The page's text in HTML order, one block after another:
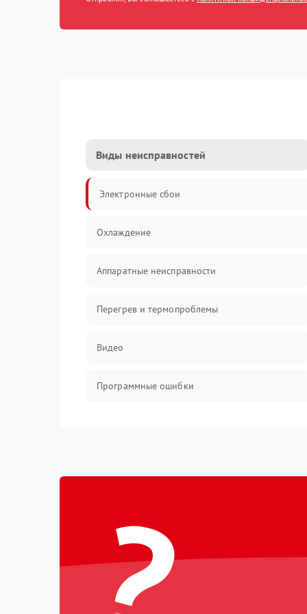
Виды неисправностей
Электронные сбои
Охлаждение
Аппаратные неисправности
Перегрев и термопроблемы
Видео
Программные ошибки
Питание
Электронные компоненты